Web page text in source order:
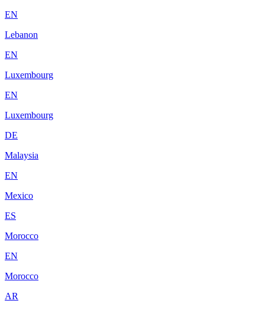
EN
Lebanon
EN
Luxembourg
EN
Luxembourg
DE
Malaysia
EN
Mexico
ES
Morocco
EN
Morocco
AR